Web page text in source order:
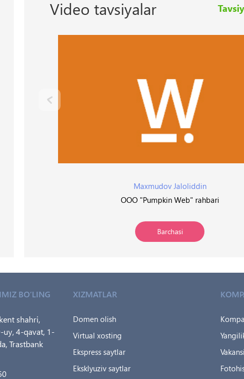
Video tavsiyalar
Maxmudov Jaloliddin
OOO "Pumpkin Web" rahbari
Barchasi
BO‘LING
shahri,
uy, 4-qavat, 1-
Trastbank
XIZMATLAR
Domen olish
Virtual xosting
Ekspress saytlar
Eksklyuziv saytlar